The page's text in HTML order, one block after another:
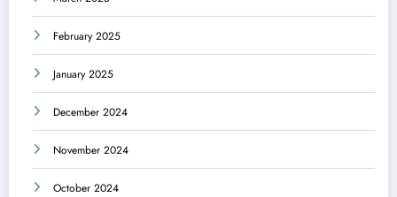
February 2025
January 2025
December 2024
November 2024
October 2024